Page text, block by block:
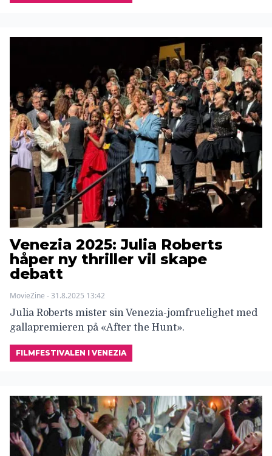
Venezia 2025: Julia Roberts
håper ny thriller vil skape
debatt
MovieZine - 31.8.2025 13:42
Julia Roberts mister sin Venezia-jomfruelighet med
gallapremieren på «After the Hunt».
FILMFESTIVALEN I VENEZIA